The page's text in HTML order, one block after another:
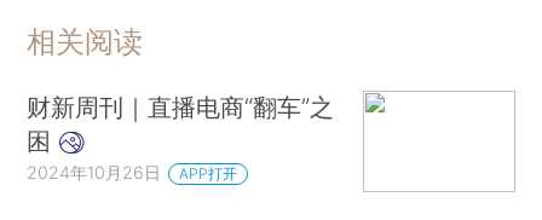
相关阅读
财新周刊｜直播电商“翻车”之
困
2024年10月26日 APP打开